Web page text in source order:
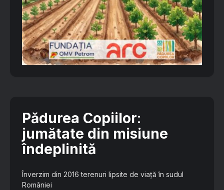
Pădurea Copiilor:
jumătate din misiune
îndeplinită
Înverzim din 2016 terenuri lipsite de viață în sudul
României